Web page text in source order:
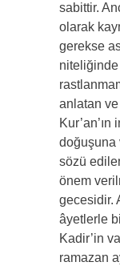
sabittir.
olarak
gerekse
anlatan ve
Kur’an’ın
doğuşuna
sözü
önem
gecesidir.
âyetlerle
Kadir’in
ramazan